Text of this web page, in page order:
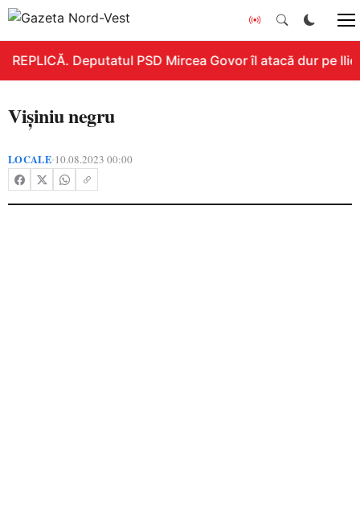
REPLICĂ. Deputatul PSD Mircea Govor îl atacă dur pe
Vișiniu negru
LOCALE•10.08.2023 00:00